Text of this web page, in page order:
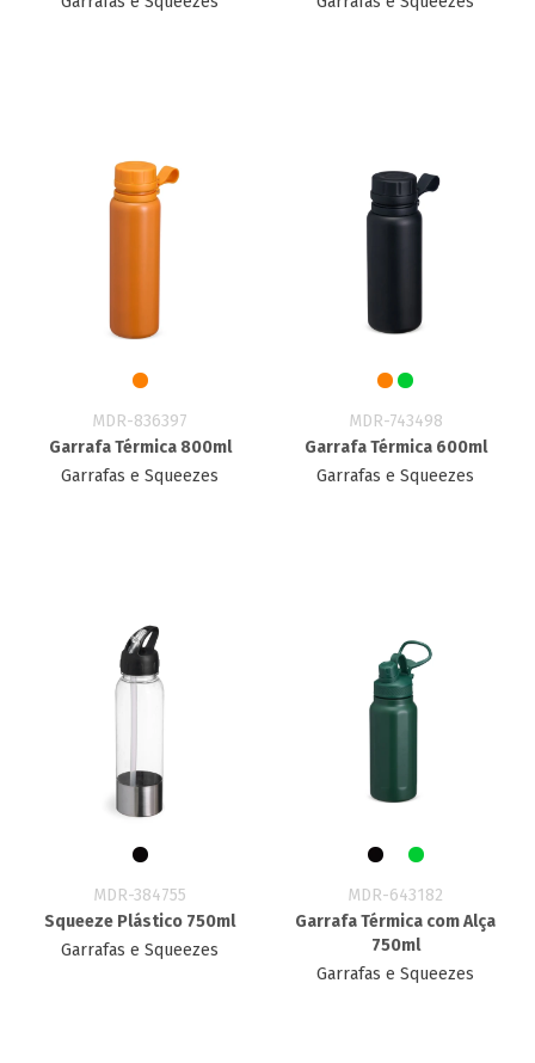
MDR-836397
Garrafa Térmica 800ml
Garrafas e Squeezes
MDR-743498
Garrafa Térmica 600ml
Garrafas e Squeezes
MDR-384755
Squeeze Plástico 750ml
Garrafas e Squeezes
MDR-643182
Garrafa Térmica com Alça
750ml
Garrafas e Squeezes